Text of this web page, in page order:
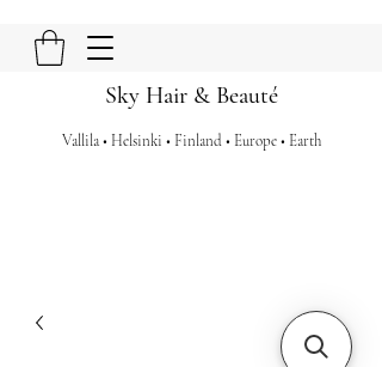
Sky Hair & Beauté
Vallila • Helsinki • Finland • Europe • Earth